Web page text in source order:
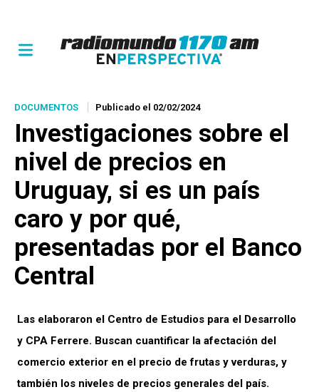
DOCUMENTOS Publicado el 02/02/2024
Investigaciones sobre el
nivel de precios en
Uruguay, si es un país
caro y por qué,
presentadas por el Banco
Central
Las elaboraron el Centro de Estudios para el Desarrollo
y CPA Ferrere. Buscan cuantificar la afectación del
comercio exterior en el precio de frutas y verduras, y
también los niveles de precios generales del país.